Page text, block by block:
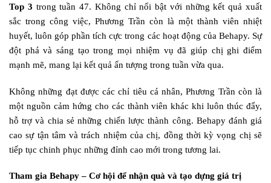
Top 3 trong tuần 47. Không chỉ nổi bật với những kết quả xuất
sắc trong công việc, Phương Trần còn là một thành viên nhiệt
huyết, luôn góp phần tích cực trong các hoạt động của Behapy. Sự
đột phá và sáng tạo trong mọi nhiệm vụ đã giúp chị ghi điểm
mạnh mẽ, mang lại kết quả ấn tượng trong tuần vừa qua.
Không những đạt được các chỉ tiêu cá nhân, Phương Trần còn là
một nguồn cảm hứng cho các thành viên khác khi luôn thúc đẩy,
hỗ trợ và chia sẻ những chiến lược thành công. Behapy đánh giá
cao sự tận tâm và trách nhiệm của chị, đồng thời kỳ vọng chị sẽ
tiếp tục chinh phục những đỉnh cao mới trong tương lai.
Tham gia Behapy – Cơ hội để nhận quà và tạo dựng giá trị